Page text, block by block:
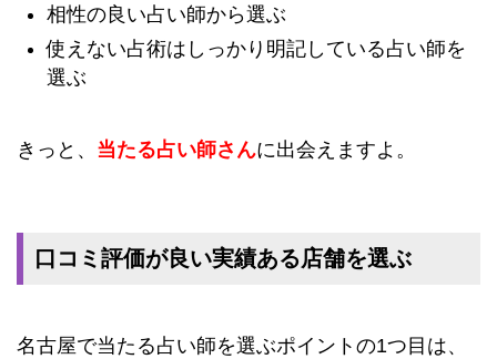
相性の良い占い師から選ぶ
使えない占術はしっかり明記している占い師を
選ぶ
きっと、 当たる占い師さんに出会えますよ。
口コミ評価が良い実績ある店舗を選ぶ
名古屋で当たる占い師を選ぶポイントの1つ目は、